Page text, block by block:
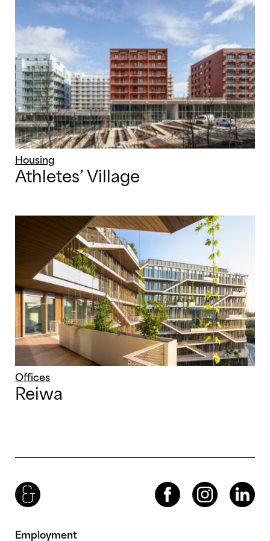
Housing
Athletes’ Village
Offices
Reiwa
Employment